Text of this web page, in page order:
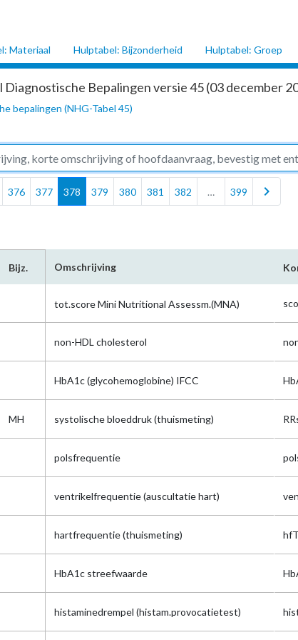
Materiaal Hulptabel: Bijzonderheid Hulptabel: Groep
Diagnostische Bepalingen versie 45 (03 december
bepalingen (NHG-Tabel 45)
376 377 378 379 380 381 382 … 399 chevron_right
Bijz. Omschrijving
tot.score Mini Nutritional Assessm.(MNA)
non-HDL cholesterol
HbA1c (glycohemoglobine) IFCC
MH systolische bloeddruk (thuismeting)
polsfrequentie
ventrikelfrequentie (auscultatie hart)
hartfrequentie (thuismeting)
HbA1c streefwaarde
histaminedrempel (histam.provocatietest)